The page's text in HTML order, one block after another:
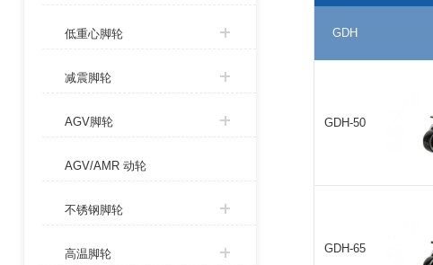
低重心脚轮
减震脚轮
AGV脚轮
AGV/AMR 动轮
不锈钢脚轮
高温脚轮
GDH
GDH-50
GDH-65